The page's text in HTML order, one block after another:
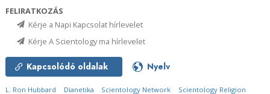
FELIRATKOZÁS
Kérje a Napi Kapcsolat hírlevelet
Kérje A Scientology ma hírlevelet
Kapcsolódó oldalak Nyelv
L. Ron Hubbard Dianetika Scientology Network Scientology Religion